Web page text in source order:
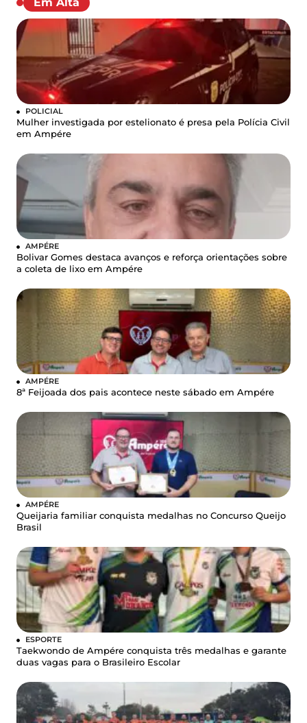
POLICIAL
Mulher investigada por estelionato é presa pela Polícia Civil
em Ampére
AMPÉRE
Bolivar Gomes destaca avanços e reforça orientações sobre
a coleta de lixo em Ampére
AMPÉRE
8ª Feijoada dos pais acontece neste sábado em Ampére
AMPÉRE
Queijaria familiar conquista medalhas no Concurso Queijo
Brasil
ESPORTE
Taekwondo de Ampére conquista três medalhas e garante
duas vagas para o Brasileiro Escolar